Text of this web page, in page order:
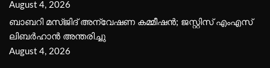
August 4, 2026
ബാബറി മസ്ജിദ് അന്വേഷണ കമ്മീഷന്‍; ജസ്റ്റിസ് എംഎസ്
ലിബര്‍ഹാന്‍ അന്തരിച്ചു
August 4, 2026